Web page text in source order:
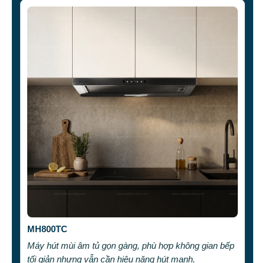
MH800TC
Máy hút mùi âm tủ gọn gàng, phù hợp không gian bếp
tối giản nhưng vẫn cần hiệu năng hút mạnh.